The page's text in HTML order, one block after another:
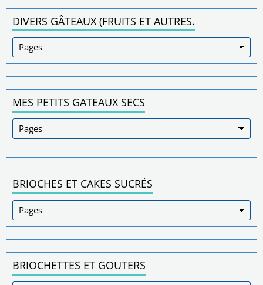
DIVERS GÂTEAUX (FRUITS ET AUTRES.
MES PETITS GATEAUX SECS
BRIOCHES ET CAKES SUCRÉS
BRIOCHETTES ET GOUTERS